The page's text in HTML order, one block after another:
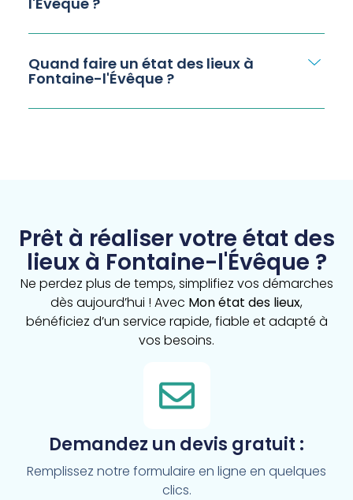
Quand faire un état des lieux à
Fontaine-l'Évêque ?
Prêt à réaliser votre état des
lieux à Fontaine-l'Évêque ?
Ne perdez plus de temps, simplifiez vos démarches
dès aujourd’hui ! Avec Mon état des lieux,
bénéficiez d’un service rapide, fiable et adapté à
vos besoins.
Demandez un devis gratuit :
Remplissez notre formulaire en ligne en quelques
clics.